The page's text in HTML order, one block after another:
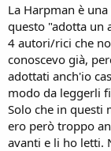
La Harpman è
questo "adotta un
4 autori/rici che
conoscevo già,
adottati anch'io
modo da leggerli
Solo che in questi
ero però troppo
avanti e li ho letti.